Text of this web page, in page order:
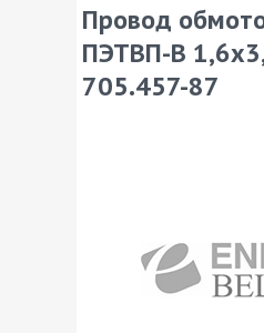
Провод
ПЭТВП-В
705.457-87